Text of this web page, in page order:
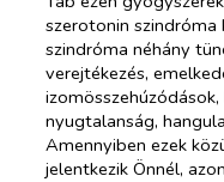
szerotonin szindróma
szindróma néhány
verejtékezés,
nyugtalanság,
Amennyiben ezek
jelentkezik Önnél,